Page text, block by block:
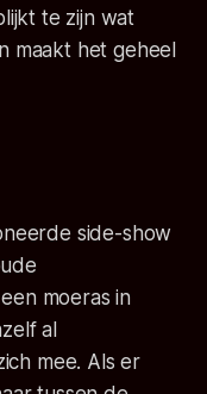
te zijn wat
maakt het geheel
side-show
moeras in
al
mee. Als er